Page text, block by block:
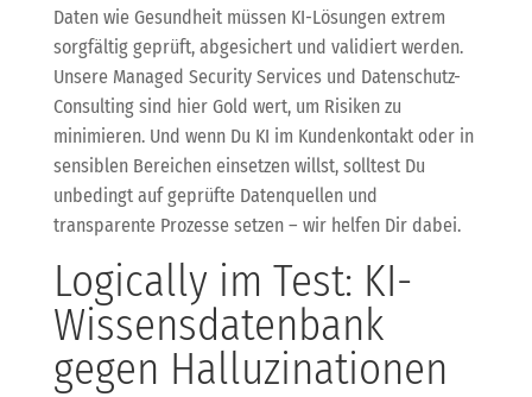
Daten wie Gesundheit müssen KI-Lösungen extrem
sorgfältig geprüft, abgesichert und validiert werden.
Unsere Managed Security Services und Datenschutz-
Consulting sind hier Gold wert, um Risiken zu
minimieren. Und wenn Du KI im Kundenkontakt oder in
sensiblen Bereichen einsetzen willst, solltest Du
unbedingt auf geprüfte Datenquellen und
transparente Prozesse setzen – wir helfen Dir dabei.
Logically im Test: KI-
Wissensdatenbank
gegen Halluzinationen